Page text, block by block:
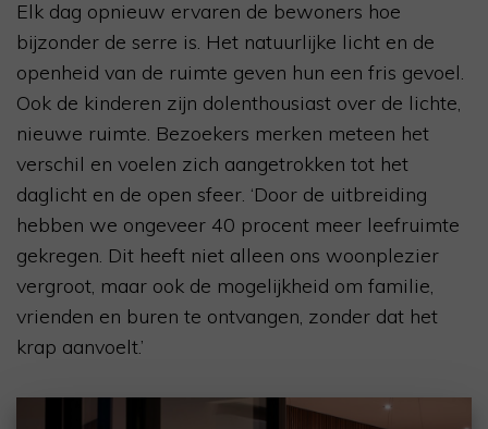
Elk dag opnieuw ervaren de bewoners hoe
bijzonder de serre is. Het natuurlijke licht en de
openheid van de ruimte geven hun een fris gevoel.
Ook de kinderen zijn dolenthousiast over de lichte,
nieuwe ruimte. Bezoekers merken meteen het
verschil en voelen zich aangetrokken tot het
daglicht en de open sfeer. ‘Door de uitbreiding
hebben we ongeveer 40 procent meer leefruimte
gekregen. Dit heeft niet alleen ons woonplezier
vergroot, maar ook de mogelijkheid om familie,
vrienden en buren te ontvangen, zonder dat het
krap aanvoelt.’